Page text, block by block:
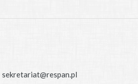
sekretariat@respan.pl